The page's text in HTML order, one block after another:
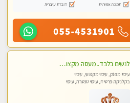
תמונה אמיתית
דוברת עיברית
055-4531901
לנשים בלבד..מעסה מקצועי לנשים בלבד
עיסוי מפנק, עיסוי מקצועי, עיסוי
בקלניקה פרטית, עיסוי טנטרה, עיסוי